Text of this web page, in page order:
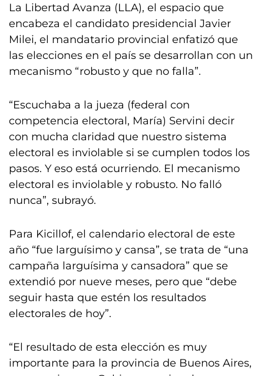
La Libertad Avanza (LLA), el espacio que
encabeza el candidato presidencial Javier
Milei, el mandatario provincial enfatizó que
las elecciones en el país se desarrollan con un
mecanismo “robusto y que no falla”.
“Escuchaba a la jueza (federal con
competencia electoral, María) Servini decir
con mucha claridad que nuestro sistema
electoral es inviolable si se cumplen todos los
pasos. Y eso está ocurriendo. El mecanismo
electoral es inviolable y robusto. No falló
nunca”, subrayó.
Para Kicillof, el calendario electoral de este
año “fue larguísimo y cansa”, se trata de “una
campaña larguísima y cansadora” que se
extendió por nueve meses, pero que “debe
seguir hasta que estén los resultados
electorales de hoy”.
“El resultado de esta elección es muy
importante para la provincia de Buenos Aires,